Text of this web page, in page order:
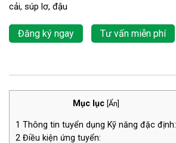
cải, súp lơ, đậu
Đăng ký ngay Tư vấn miễn phí
Mục lục [Ẩn]
1 Thông tin tuyển dụng Kỹ năng đặc định:
2 Điều kiện ứng tuyển: